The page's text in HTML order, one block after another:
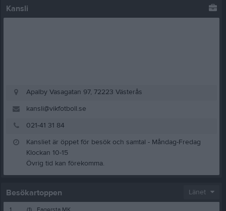
Kansli
Apalby Vasagatan 97, 72223 Västerås
kansli@vikfotboll.se
021-41 31 84
Kansliet är öppet för besök och samtal - Måndag-Fredag
Klockan 10-15
Övrig tid kan förekomma.
Besökartoppen Länet